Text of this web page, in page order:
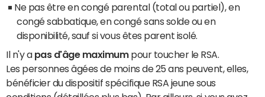
Ne pas être en congé parental (total ou partiel), en
congé sabbatique, en congé sans solde ou en
disponibilité, sauf si vous êtes parent isolé.
Il n'y a pas d'âge maximumpour toucher le RSA.
Les personnes âgées de moins de 25 ans peuvent, elles,
bénéficier du dispositif spécifique RSA jeune sous